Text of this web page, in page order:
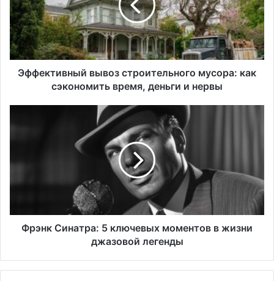
как
сэкономить
время,
деньги
и
нервы
Эффективный вывоз строительного мусора: как
сэкономить время, деньги и нервы
моментов
жизни
легенды
Фрэнк Синатра: 5 ключевых моментов в жизни
джазовой легенды